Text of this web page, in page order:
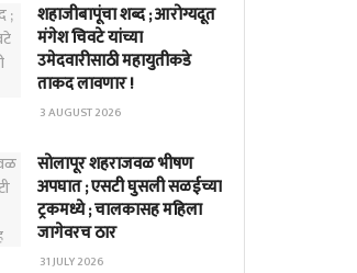
शहाजीबापूंचा शब्द ; आरोग्यदूत
मंगेश चिवटे यांच्या
उमेदवारीसाठी महायुतीकडे
ताकद लावणार !
3 AUGUST 2026
सोलापूर शहराजवळ भीषण
अपघात ; एसटी घुसली सळईच्या
ट्रकमध्ये ; चालकासह महिला
जागेवरच ठार
31 JULY 2026